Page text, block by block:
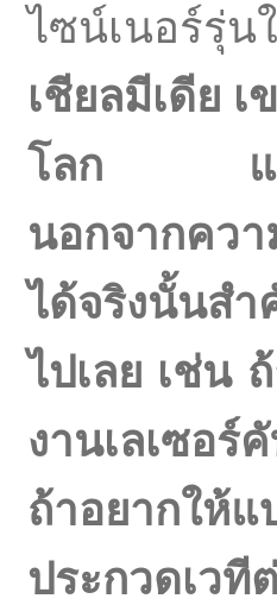
ไซน์เนอร์รุ่
เชียลมีเดีย
โลก แต่ที่ส
นอกจากควา
ได้จริงนั้นส
ไปเลย เช่น
งานเลเซอ
ถ้าอยากให้แ
ประกวดเว